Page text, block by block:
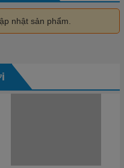
nhật sản phẩm.